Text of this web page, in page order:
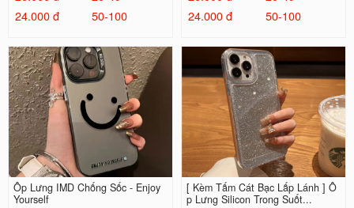
24.000 đ
50-100
24.000 đ
50-100
Ốp Lưng IMD Chống Sốc - Enjoy
Yourself
[ Kèm Tấm Cát Bạc Lấp Lánh ] Ố
p Lưng Silicon Trong Suốt...